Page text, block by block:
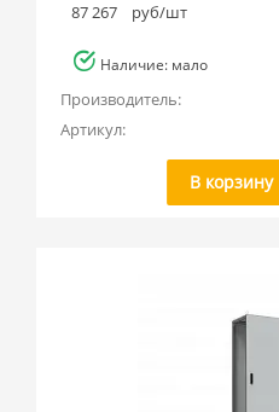
87 267
руб/шт
Наличие: мало
Производитель:
Артикул:
В корзину